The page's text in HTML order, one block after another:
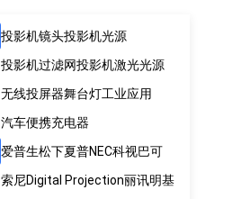
投影机镜头投影机光源
投影机过滤网投影机激光光源
无线投屏器舞台灯工业应用
汽车便携充电器
爱普生松下夏普NEC科视巴可
索尼Digital Projection丽讯明基